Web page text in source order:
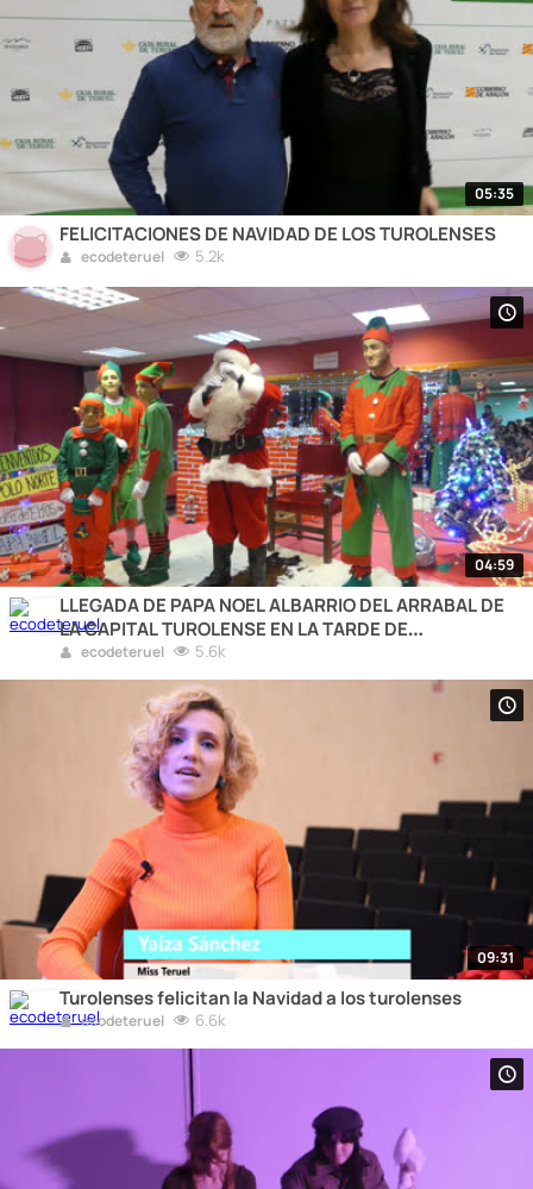
05:35
FELICITACIONES DE NAVIDAD DE LOS TUROLENSES
ecodeteruel 5.2k
04:59
LLEGADA DE PAPA NOEL ALBARRIO DEL ARRABAL DE
LA CAPITAL TUROLENSE EN LA TARDE DE
NOCHEBUENA
ecodeteruel 5.6k
09:31
Turolenses felicitan la Navidad a los turolenses
ecodeteruel 6.6k